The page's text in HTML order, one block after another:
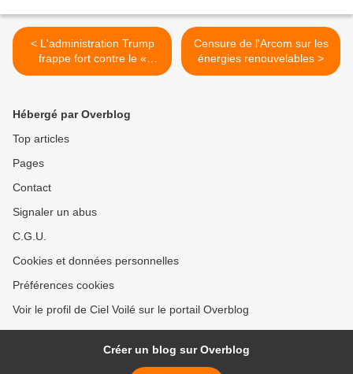
< L'administration Trump
frappe fort contre le «
complexe industriel de la
Censure de l'Arcom sur les
énergies renouvelables >
Hébergé par Overblog
Top articles
Pages
Contact
Signaler un abus
C.G.U.
Cookies et données personnelles
Préférences cookies
Voir le profil de Ciel Voilé sur le portail Overblog
Créer un blog sur Overblog